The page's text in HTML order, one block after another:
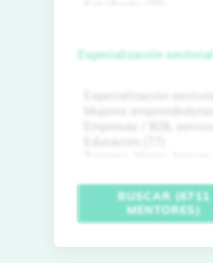
Especialización sectorial
BUSCAR (6711
MENTORES)